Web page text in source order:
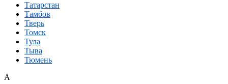
Татарстан
Тамбов
Тверь
Томск
Тула
Тыва
Тюмень
А